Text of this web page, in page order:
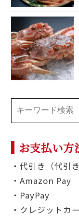
お支払い方
・代引き（代引
・Amazon Pay
・PayPay
・クレジットカ